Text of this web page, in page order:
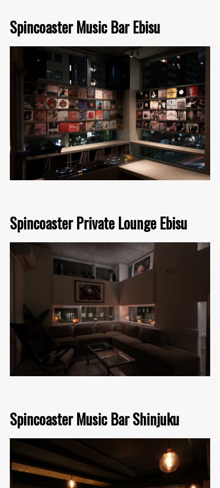
Spincoaster Music Bar Ebisu
Spincoaster Private Lounge Ebisu
Spincoaster Music Bar Shinjuku